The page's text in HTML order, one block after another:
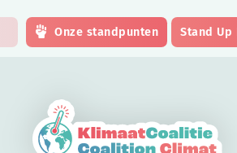
Onze standpunten Stand Up